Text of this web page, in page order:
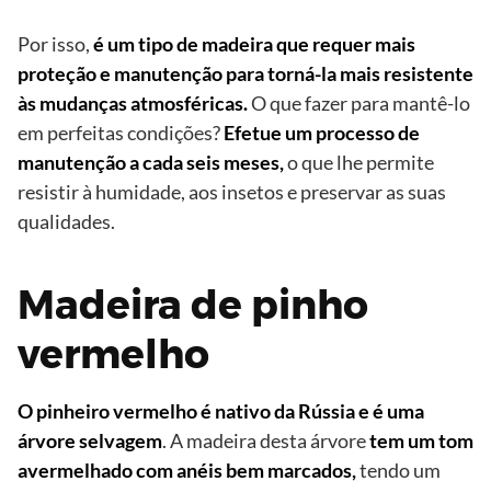
Por isso,é um tipo de madeira que requer mais
proteção e manutenção para torná-la mais resistente
às mudanças atmosféricas.O que fazer para mantê-lo
em perfeitas condições?Efetue um processo de
manutenção a cada seis meses,o que lhe permite
resistir à humidade, aos insetos e preservar as suas
qualidades.
Madeira de pinho
vermelho
O pinheiro vermelho é nativo da Rússia e é uma
árvore selvagem. A madeira desta árvoretem um tom
avermelhado com anéis bem marcados,tendo um